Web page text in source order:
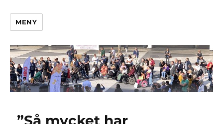
MENY
”Så mycket har